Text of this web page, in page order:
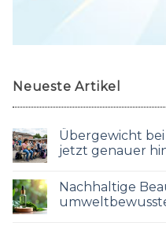
Neueste Artikel
Übergewicht
jetzt genauer
Nachhaltige